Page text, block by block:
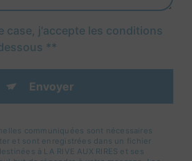
case, j'accepte les conditions
**
Envoyer
communiquées sont nécessaires
et sont enregistrées dans un fichier
à LA RIVE AUX RIRES et ses